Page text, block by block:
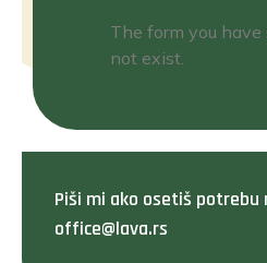
The form you have
not exist.
Piši mi ako osetiš potrebu
office@lava.rs